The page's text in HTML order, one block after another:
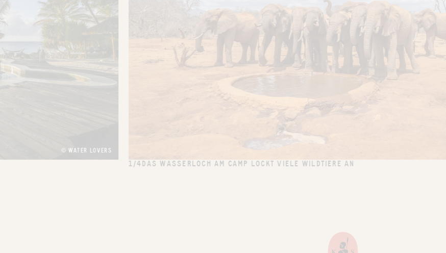
© WATER LOVERS
1/4 DAS WASSERLOCH AM CAMP LOCKT VIELE WILDTIERE AN